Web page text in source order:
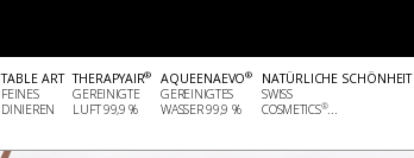
TABLE ART
FEINES
DINIEREN
THERAPYAIR®
GEREINIGTE
LUFT 99,9 %
AQUEENAEVO®
GEREINIGTES
WASSER 99,9 %
NATÜRLICHE SCHÖNHEIT
SWISS
COSMETICS®...